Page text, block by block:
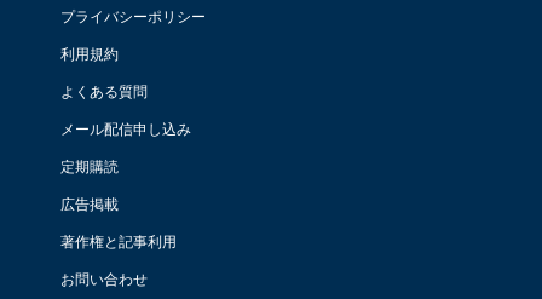
プライバシーポリシー
利用規約
よくある質問
メール配信申し込み
定期購読
広告掲載
著作権と記事利用
お問い合わせ